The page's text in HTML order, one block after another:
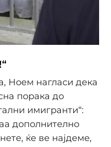
Ноем нагласи дека
порака до
имигранти“:
дополнително
ќе ве најдеме,